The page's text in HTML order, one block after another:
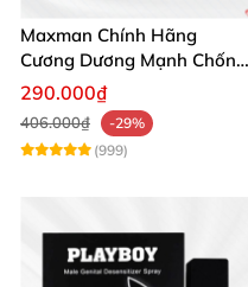
Maxman Chính Hãng
Cương Dương Mạnh Chống
Xuất Tinh Sớm Hộp 10
290.000₫
406.000₫
-29%
(999)